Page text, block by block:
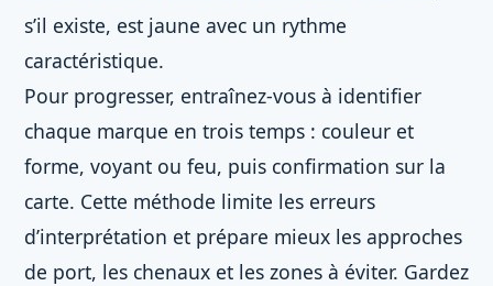
s’il existe, est jaune avec un rythme
caractéristique.
Pour progresser, entraînez-vous à identifier
chaque marque en trois temps : couleur et
forme, voyant ou feu, puis confirmation sur la
carte. Cette méthode limite les erreurs
d’interprétation et prépare mieux les approches
de port, les chenaux et les zones à éviter. Gardez